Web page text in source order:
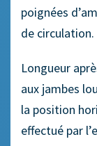
poignées
de circulation.
Longueur
aux jambes
la position
effectué par